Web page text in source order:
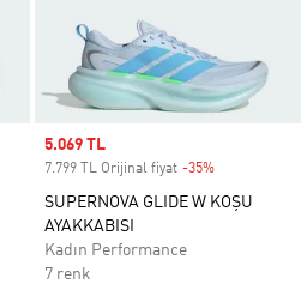
Sale price
5.069 TL
7.799 TL Orijinal fiyat -35%
SUPERNOVA GLIDE W KOŞU
AYAKKABISI
Kadın Performance
7 renk